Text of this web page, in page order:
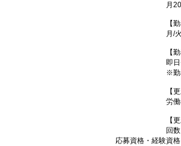
月
【
月/
【
即
※勤
【
労
【
回
応募資格・経験資